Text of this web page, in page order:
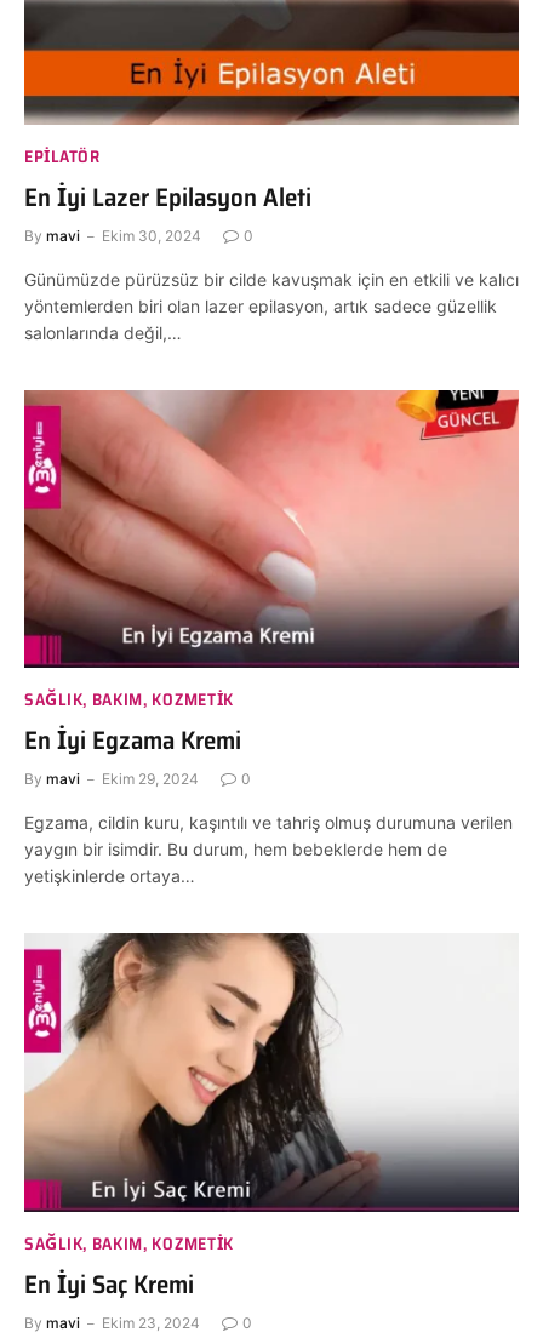
EPILATÖR
En İyi Lazer Epilasyon Aleti
By mavi Ekim 30, 2024 0
Günümüzde pürüzsüz bir cilde kavuşmak için en etkili ve kalıcı
yöntemlerden biri olan lazer epilasyon, artık sadece güzellik
salonlarında değil,…
SAĞLIK, BAKIM, KOZMETIK
En İyi Egzama Kremi
By mavi Ekim 29, 2024 0
Egzama, cildin kuru, kaşıntılı ve tahriş olmuş durumuna verilen
yaygın bir isimdir. Bu durum, hem bebeklerde hem de
yetişkinlerde ortaya…
SAĞLIK, BAKIM, KOZMETIK
En İyi Saç Kremi
By mavi Ekim 23, 2024 0